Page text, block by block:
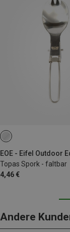
EOE - Eifel Outdoor
Topas Spork - faltbar
4,46 €
ONE SIZE
Andere